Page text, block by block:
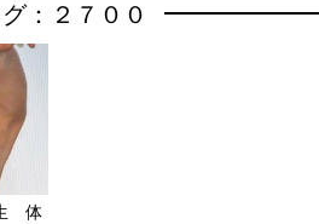
：２７００
体